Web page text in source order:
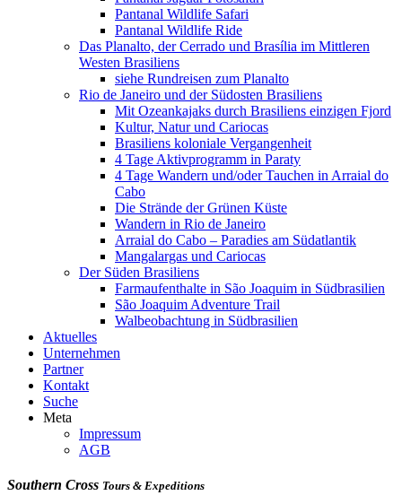
Pantanal Wildlife Safari
Pantanal Wildlife Ride
Das Planalto, der Cerrado und Brasília im Mittleren
Westen Brasiliens
siehe Rundreisen zum Planalto
Rio de Janeiro und der Südosten Brasiliens
Mit Ozeankajaks durch Brasiliens einzigen Fjord
Kultur, Natur und Cariocas
Brasiliens koloniale Vergangenheit
4 Tage Aktivprogramm in Paraty
4 Tage Wandern und/oder Tauchen in Arraial do
Cabo
Die Strände der Grünen Küste
Wandern in Rio de Janeiro
Arraial do Cabo – Paradies am Südatlantik
Mangalargas und Cariocas
Der Süden Brasiliens
Farmaufenthalte in São Joaquim in Südbrasilien
São Joaquim Adventure Trail
Walbeobachtung in Südbrasilien
Aktuelles
Unternehmen
Partner
Kontakt
Suche
Meta
Impressum
AGB
Southern Cross Tours & Expeditions